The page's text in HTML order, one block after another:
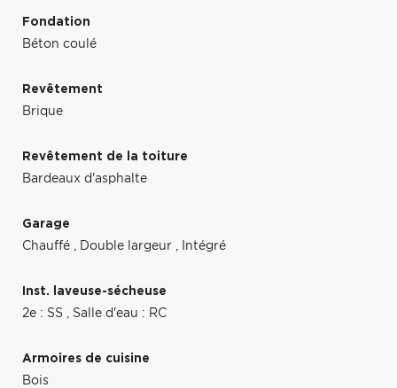
Fondation
Béton coulé
Revêtement
Brique
Revêtement de la toiture
Bardeaux d'asphalte
Garage
Chauffé , Double largeur , Intégré
Inst. laveuse-sécheuse
2e : SS , Salle d'eau : RC
Armoires de cuisine
Bois